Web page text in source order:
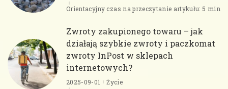
Orientacyjny czas na przeczytanie artykułu: 5 min
Zwroty zakupionego towaru – jak
działają szybkie zwroty i paczkomat
zwroty InPost w sklepach
internetowych?
2025-09-01
Życie